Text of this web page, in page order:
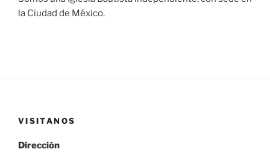
la Ciudad de México.
VISITANOS
Dirección